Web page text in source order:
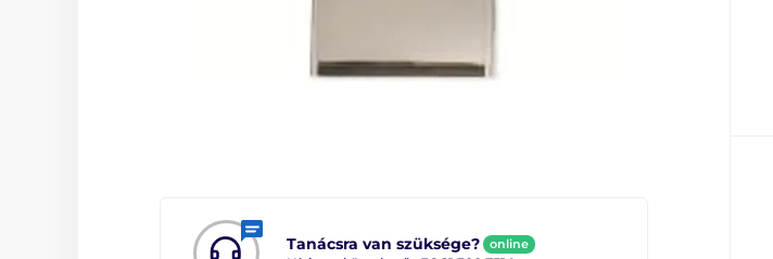
Tanácsra van szüksége? online